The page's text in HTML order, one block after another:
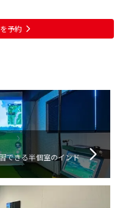
予約
できる半個室のインド